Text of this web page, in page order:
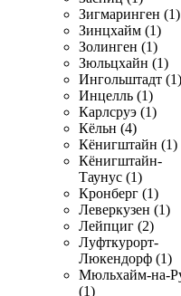
Зигмаринген (1)
Зинцхайм (1)
Золинген (1)
Зюльцхайн (1)
Ингольштадт (1)
Инцелль (1)
Карлсруэ (1)
Кёльн (4)
Кёнигштайн (1)
Кёнигштайн-
Таунус (1)
Кронберг (1)
Леверкузен (1)
Лейпциг (2)
Луфткурорт-
Люкендорф (1)
Мюльхайм-на-
(1)